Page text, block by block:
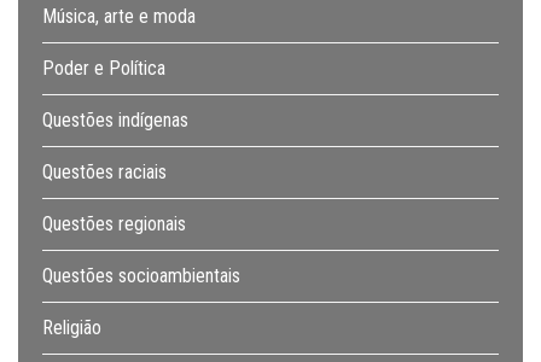
Música, arte e moda
Poder e Política
Questões indígenas
Questões raciais
Questões regionais
Questões socioambientais
Religião